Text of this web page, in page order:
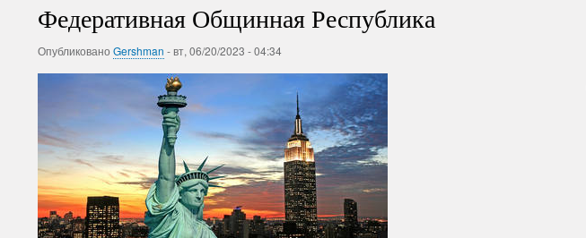
Федеративная Общинная Республика
Опубликовано Gershman -вт, 06/20/2023 - 04:34